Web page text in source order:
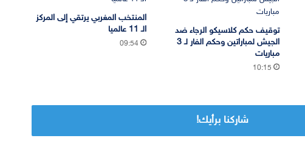
توقيف حكم كلاسيكو الرجاء ضد
الجيش لمباراتين وحكم الفار لـ 3
مباريات
10:15
المنتخب المغربي يرتقي إلى المركز
الـ 11 عالميا
09:54
شاركنا برأيك!